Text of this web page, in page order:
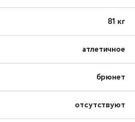
81 кг
атлетичное
брюнет
отсутствуют